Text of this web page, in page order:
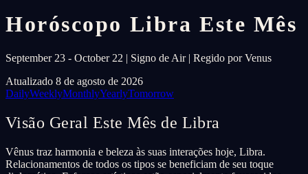
Horóscopo Libra Este Mês
September 23 - October 22 | Signo de Air | Regido por Venus
Atualizado 8 de agosto de 2026
DailyWeeklyMonthlyYearlyTomorrow
Visão Geral Este Mês de Libra
Vênus traz harmonia e beleza às suas interações hoje, Libra.
Relacionamentos de todos os tipos se beneficiam de seu toque